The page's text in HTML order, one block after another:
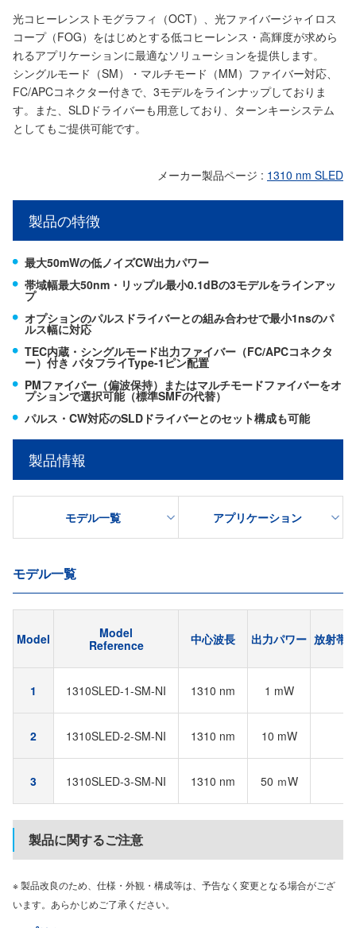
光コヒーレンストモグラフィ（OCT）、光ファイバージャイロス
コープ（FOG）をはじめとする低コヒーレンス・高輝度が求めら
れるアプリケーションに最適なソリューションを提供します。
シングルモード（SM）・マルチモード（MM）ファイバー対応、
FC/APCコネクター付きで、3モデルをラインナップしておりま
す。また、SLDドライバーも用意しており、ターンキーシステム
としてもご提供可能です。
メーカー製品ページ : 1310 nm SLED
製品の特徴
最大50mWの低ノイズCW出力パワー
帯域幅最大50nm・リップル最小0.1dBの3モデルをラインアッ
プ
オプションのパルスドライバーとの組み合わせで最小1nsのパ
ルス幅に対応
TEC内蔵・シングルモード出力ファイバー（FC/APCコネクタ
ー）付き バタフライType-1ピン配置
PMファイバー（偏波保持）またはマルチモードファイバーをオ
プションで選択可能（標準SMFの代替）
パルス・CW対応のSLDドライバーとのセット構成も可能
製品情報
モデル一覧 アプリケーション
モデル一覧
Model
Model
Reference
中心波長 出力パワー 放射帯
1 1310SLED-1-SM-NI 1310 nm 1 mW
2 1310SLED-2-SM-NI 1310 nm 10 mW
3 1310SLED-3-SM-NI 1310 nm 50 ｍW
製品に関するご注意
※ 製品改良のため、仕様・外観・構成等は、予告なく変更となる場合がござ
います。あらかじめご了承ください。